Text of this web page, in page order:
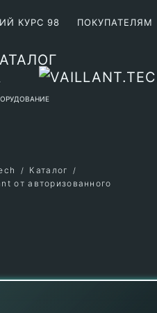
КУРС 98 ПОКУПАТЕЛЯМ
Каталог
от авторизованного